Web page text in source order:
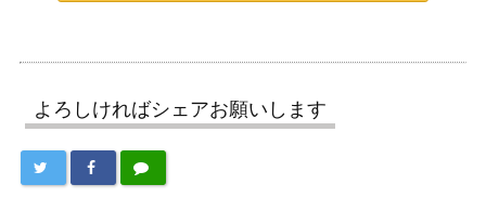
よろしければシェアお願いします